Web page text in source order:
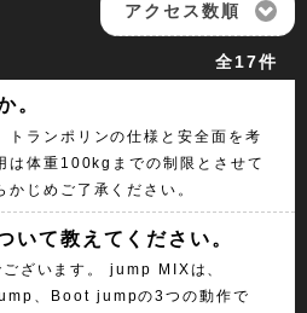
アクセス数順
全17件
。
トランポリンの仕様と安全面を考
は体重100kgまでの制限とさせて
じめご了承ください。
て教えてください。
ざいます。 jump MIXは、
、Boot jumpの3つの動作で